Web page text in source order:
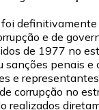
e de
de 1977 no
sanções penais e
e
corrupção no
realizados